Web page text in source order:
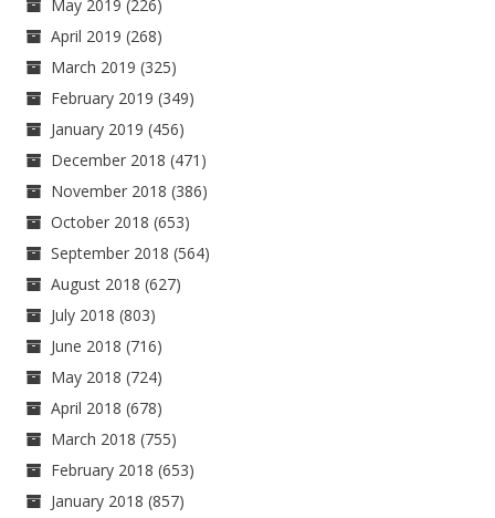
May 2019 (226)
April 2019 (268)
March 2019 (325)
February 2019 (349)
January 2019 (456)
December 2018 (471)
November 2018 (386)
October 2018 (653)
September 2018 (564)
August 2018 (627)
July 2018 (803)
June 2018 (716)
May 2018 (724)
April 2018 (678)
March 2018 (755)
February 2018 (653)
January 2018 (857)